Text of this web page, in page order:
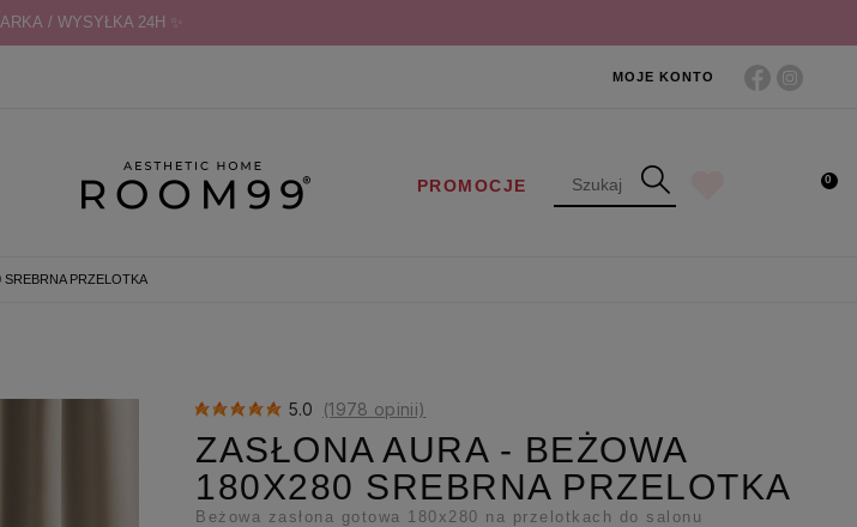
/ WYSYŁKA 24H ✨
MOJE KONTO
PROMOCJE 0
PRZELOTKA
5.0 (1978 opinii)
ZASŁONA AURA - BEŻOWA
180X280 SREBRNA PRZELOTKA
Beżowa zasłona gotowa 180x280 na przelotkach do salonu